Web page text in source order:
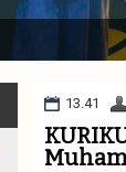
(dari kiri)
13.41